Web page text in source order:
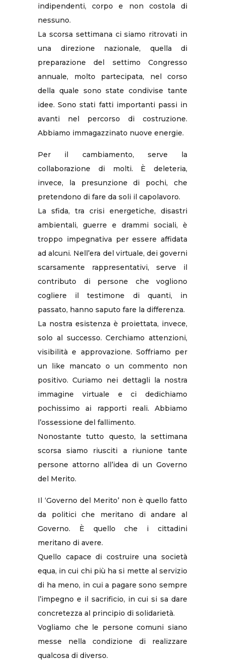
indipendenti, corpo e non costola di
nessuno.
La scorsa settimana ci siamo ritrovati in
una direzione nazionale, quella di
preparazione del settimo Congresso
annuale, molto partecipata, nel corso
della quale sono state condivise tante
idee. Sono stati fatti importanti passi in
avanti nel percorso di costruzione.
Abbiamo immagazzinato nuove energie.
Per il cambiamento, serve la
collaborazione di molti. È deleteria,
invece, la presunzione di pochi, che
pretendono di fare da soli il capolavoro.
La sfida, tra crisi energetiche, disastri
ambientali, guerre e drammi sociali, è
troppo impegnativa per essere affidata
ad alcuni. Nell’era del virtuale, dei governi
scarsamente rappresentativi, serve il
contributo di persone che vogliono
cogliere il testimone di quanti, in
passato, hanno saputo fare la differenza.
La nostra esistenza è proiettata, invece,
solo al successo. Cerchiamo attenzioni,
visibilità e approvazione. Soffriamo per
un like mancato o un commento non
positivo. Curiamo nei dettagli la nostra
immagine virtuale e ci dedichiamo
pochissimo ai rapporti reali. Abbiamo
l’ossessione del fallimento.
Nonostante tutto questo, la settimana
scorsa siamo riusciti a riunione tante
persone attorno all’idea di un Governo
del Merito.
Il ‘Governo del Merito’ non è quello fatto
da politici che meritano di andare al
Governo. È quello che i cittadini
meritano di avere.
Quello capace di costruire una società
equa, in cui chi più ha si mette al servizio
di ha meno, in cui a pagare sono sempre
l’impegno e il sacrificio, in cui si sa dare
concretezza al principio di solidarietà.
Vogliamo che le persone comuni siano
messe nella condizione di realizzare
qualcosa di diverso.